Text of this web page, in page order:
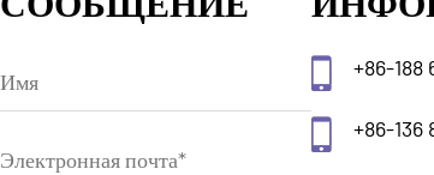
+86-188
+86-136